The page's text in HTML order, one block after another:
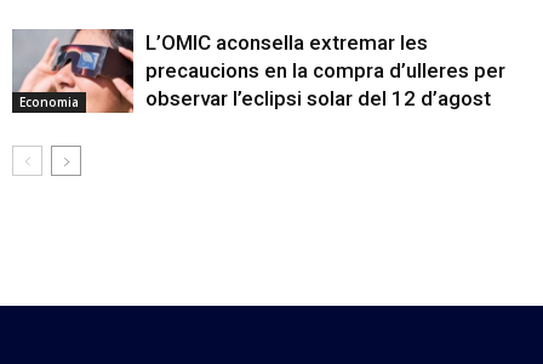
Economia
L’OMIC aconsella extremar les
precaucions en la compra d’ulleres per
observar l’eclipsi solar del 12 d’agost